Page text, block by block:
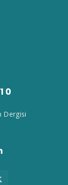
Dergisi